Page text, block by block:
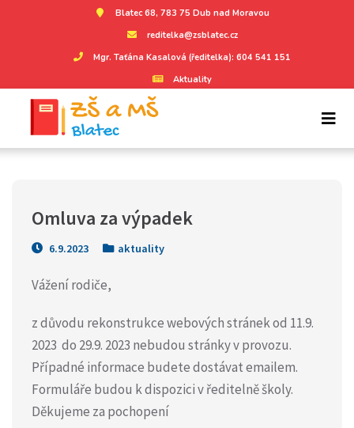
Blatec 68, 783 75 Dub nad Moravou
reditelka@zsblatec.cz
Mgr. Taťána Kasalová (ředitelka): 604 541 151
Aktuality
Omluva za výpadek
6.9.2023 aktuality
Vážení rodiče,
z důvodu rekonstrukce webových stránek od 11.9.
2023 do 29.9. 2023 nebudou stránky v provozu.
Případné informace budete dostávat emailem.
Formuláře budou k dispozici v ředitelně školy.
Děkujeme za pochopení